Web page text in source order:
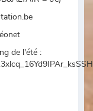
de l'été :